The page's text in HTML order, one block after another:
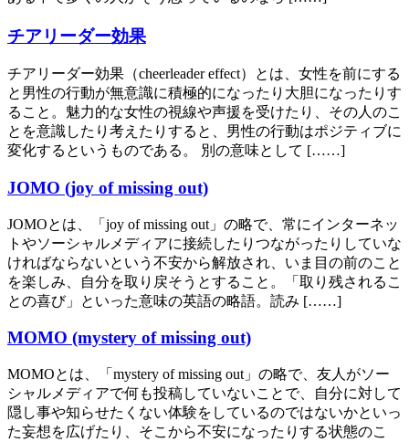
チアリーダー効果
チアリーダー効果（cheerleader effect）とは、女性を前にする
と男性の行動が無意識に積極的になったり大胆になったりす
ること。魅力的な女性の視線や声援を受けたり、その人のこ
とを意識したり考えたりすると、男性の行動はポジティブに
変化するというものである。 別の意味として [……]
JOMO (joy of missing out)
JOMOとは、「joy of missing out」の略で、常にインターネッ
トやソーシャルメディアに接続したりつながったりしていな
ければならないという不安から解放され、いま目の前のこと
を楽しみ、自分を取り戻そうとすること。「取り残されるこ
との喜び」といった意味の英語の略語。読み [……]
MOMO (mystery of missing out)
MOMOとは、「mystery of missing out」の略で、友人がソー
シャルメディアで何も投稿していないことで、自分に対して
隠し事や知らせたくない体験をしているのではないかといっ
た妄想を広げたり、そこから不安になったりする状態のこ